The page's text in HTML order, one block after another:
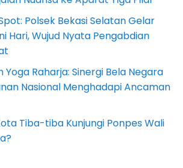
Polsek Bekasi Selatan Gelar
Hari, Wujud Nyata Pengabdian
Yoga Raharja: Sinergi Bela Negara
Nasional Menghadapi Ancaman
Tiba-tiba Kunjungi Ponpes Wali